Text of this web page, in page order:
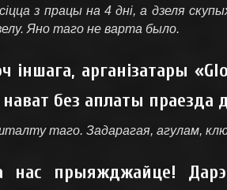
з працы на 4 дні, а дзеля
Яно таго не варта было.
іншага, арганізатары
без аплаты праезда
таго. Задарагая, агулам,
прыяжджайце!